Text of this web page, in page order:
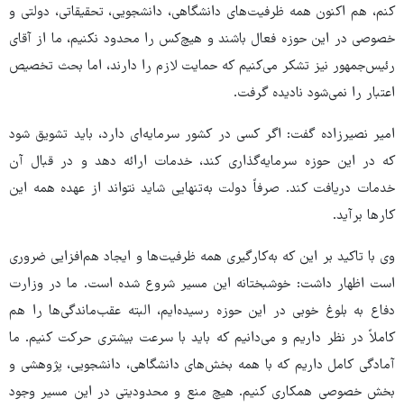
کنم، هم اکنون همه ظرفیت‌های دانشگاهی، دانشجویی، تحقیقاتی، دولتی و
خصوصی در این حوزه فعال باشند و هیچ‌کس را محدود نکنیم، ما از آقای
رئیس‌جمهور نیز تشکر می‌کنیم که حمایت لازم را دارند، اما بحث تخصیص
اعتبار را نمی‌شود نادیده گرفت.
امیر نصیرزاده گفت: اگر کسی در کشور سرمایه‌ای دارد، باید تشویق شود
که در این حوزه سرمایه‌گذاری کند، خدمات ارائه دهد و در قبال آن
خدمات دریافت کند. صرفاً دولت به‌تنهایی شاید نتواند از عهده همه این
کارها برآید.
وی با تاکید بر این که به‌کارگیری همه ظرفیت‌ها و ایجاد هم‌افزایی ضروری
است اظهار داشت: خوشبختانه این مسیر شروع شده است. ما در وزارت
دفاع به بلوغ خوبی در این حوزه رسیده‌ایم، البته عقب‌ماندگی‌ها را هم
کاملاً در نظر داریم و می‌دانیم که باید با سرعت بیشتری حرکت کنیم. ما
آمادگی کامل داریم که با همه بخش‌های دانشگاهی، دانشجویی، پژوهشی و
بخش خصوصی همکاری کنیم. هیچ منع و محدودیتی در این مسیر وجود